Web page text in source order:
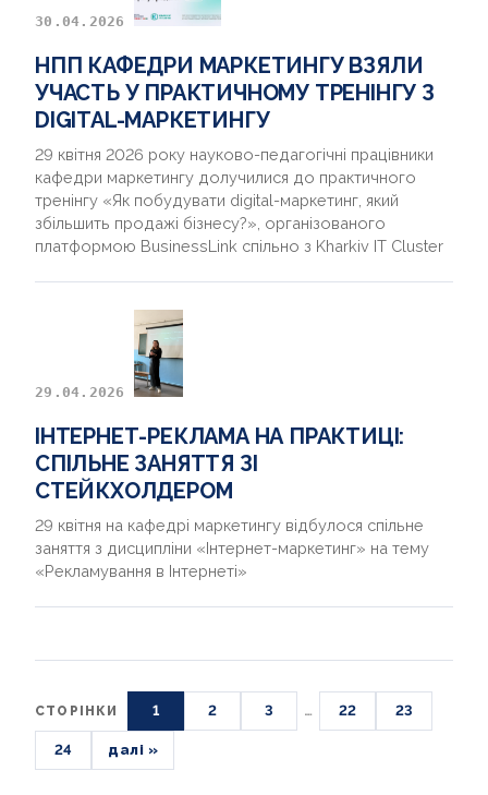
30.04.2026
НПП КАФЕДРИ МАРКЕТИНГУ ВЗЯЛИ
УЧАСТЬ У ПРАКТИЧНОМУ ТРЕНІНГУ З
DIGITAL-МАРКЕТИНГУ
29 квітня 2026 року науково-педагогічні працівники
кафедри маркетингу долучилися до практичного
тренінгу «Як побудувати digital-маркетинг, який
збільшить продажі бізнесу?», організованого
платформою BusinessLink спільно з Kharkiv IT Cluster
29.04.2026
ІНТЕРНЕТ-РЕКЛАМА НА ПРАКТИЦІ:
СПІЛЬНЕ ЗАНЯТТЯ ЗІ
СТЕЙКХОЛДЕРОМ
29 квітня на кафедрі маркетингу відбулося спільне
заняття з дисципліни «Інтернет-маркетинг» на тему
«Рекламування в Інтернеті»
СТОРІНКИ 1 2 3 … 22 23
24 далі »